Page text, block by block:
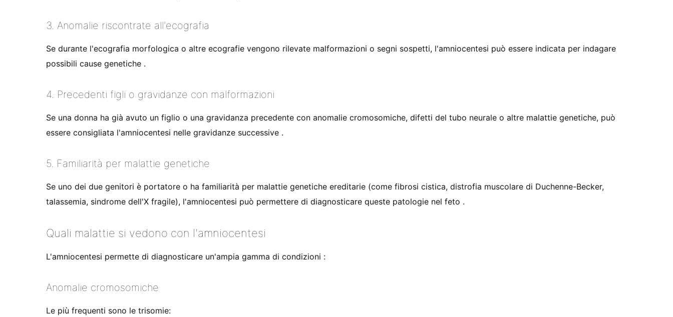
3. Anomalie riscontrate all'ecografia
Se durante l'ecografia morfologica o altre ecografie vengono rilevate malformazioni o segni sospetti, l'amniocentesi può essere indicata per indagare
possibili cause genetiche .
4. Precedenti figli o gravidanze con malformazioni
Se una donna ha già avuto un figlio o una gravidanza precedente con anomalie cromosomiche, difetti del tubo neurale o altre malattie genetiche, può
essere consigliata l'amniocentesi nelle gravidanze successive .
5. Familiarità per malattie genetiche
Se uno dei due genitori è portatore o ha familiarità per malattie genetiche ereditarie (come fibrosi cistica, distrofia muscolare di Duchenne-Becker,
talassemia, sindrome dell'X fragile), l'amniocentesi può permettere di diagnosticare queste patologie nel feto .
Quali malattie si vedono con l'amniocentesi
L'amniocentesi permette di diagnosticare un'ampia gamma di condizioni :
Anomalie cromosomiche
Le più frequenti sono le trisomie: